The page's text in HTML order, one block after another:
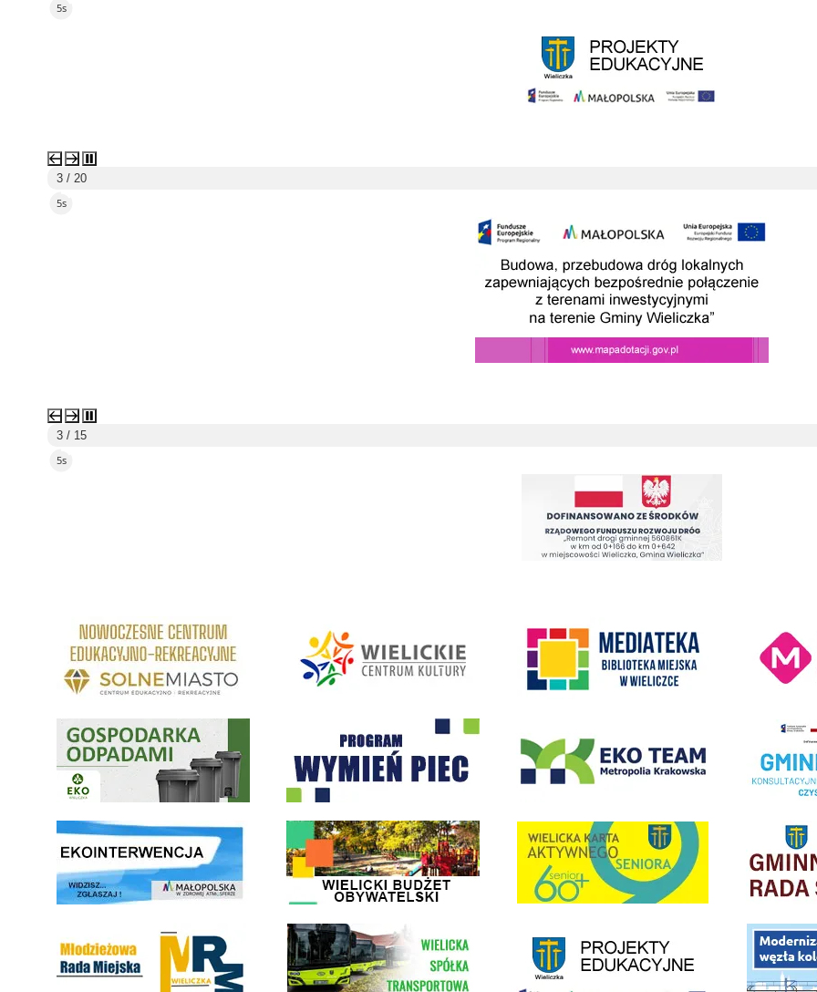
2s
3 / 20
2s
Budowa przebudowa drog prowadzacych do SAG w wieliczce
3 / 15
2s
Remont drogi gminnej 560861K ul. Juliusza Słowackiego w
link do strony Centrum Edukacyjno Rekreacyjne
Gospodarka odpadami na terenie Miasta i Gminy WieliczkaProgram "Czyste Powietrze" - Wieliczka Realizacja
link do strony ekointerwencja dot.- powietrza link do strony - Wielicki Budżet Obywatelski link do strony Wielicka Karta Aktywnego Seniora link do strony
link do strony Wielickiej Spółki Transportowej link do strony - projekty edukacyjne dofinansowane z Europejskiego
link do opisu